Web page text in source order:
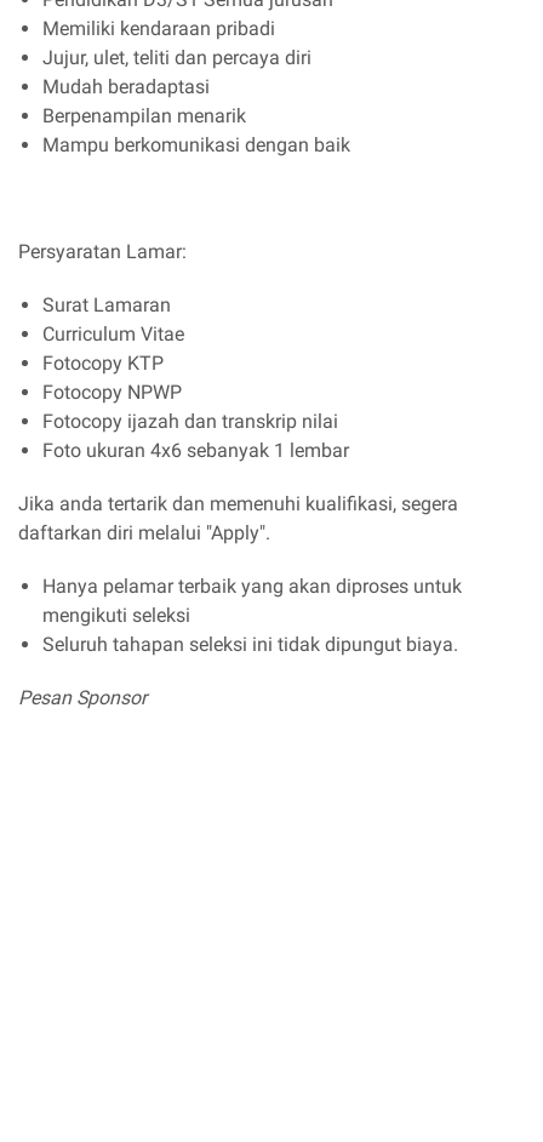
Memiliki kendaraan pribadi
Jujur, ulet, teliti dan percaya diri
Mudah beradaptasi
Berpenampilan menarik
Mampu berkomunikasi dengan baik
Persyaratan Lamar:
Surat Lamaran
Curriculum Vitae
Fotocopy KTP
Fotocopy NPWP
Fotocopy ijazah dan transkrip nilai
Foto ukuran 4x6 sebanyak 1 lembar
Jika anda tertarik dan memenuhi kualifikasi, segera
daftarkan diri melalui "Apply".
Hanya pelamar terbaik yang akan diproses untuk
mengikuti seleksi
Seluruh tahapan seleksi ini tidak dipungut biaya.
Pesan Sponsor